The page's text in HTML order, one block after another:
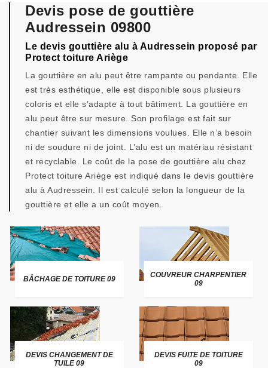
Devis pose de gouttière
Audressein 09800
Le devis gouttière alu à Audressein proposé par
Protect toiture Ariège
La gouttière en alu peut être rampante ou pendante. Elle
est très esthétique, elle est disponible sous plusieurs
coloris et elle s’adapte à tout bâtiment. La gouttière en
alu peut être sur mesure. Son profilage est fait sur
chantier suivant les dimensions voulues. Elle n’a besoin
ni de soudure ni de joint. L’alu est un matériau résistant
et recyclable. Le coût de la pose de gouttière alu chez
Protect toiture Ariège est indiqué dans le devis gouttière
alu à Audressein. Il est calculé selon la longueur de la
gouttière et elle a un coût moyen.
BÂCHAGE DE TOITURE 09
COUVREUR CHARPENTIER
09
DEVIS CHANGEMENT DE
TUILE 09
DEVIS FUITE DE TOITURE
09